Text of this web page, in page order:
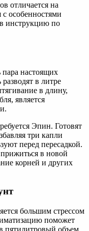
отличается на
с особенностями
инструкцию по
пара настоящих
в литре
в длину,
является
Эпин. Готовят
три капли
перед пересадкой.
в новой
корней и других
большим стрессом
поможет
пятилитровый объем